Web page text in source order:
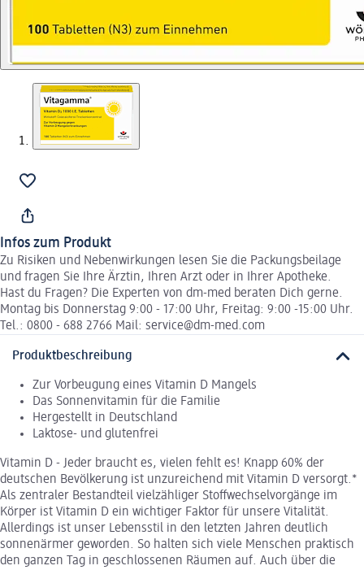
Infos zum Produkt
Zu Risiken und Nebenwirkungen lesen Sie die Packungsbeilage
und fragen Sie Ihre Ärztin, Ihren Arzt oder in Ihrer Apotheke.
Hast du Fragen? Die Experten von dm-med beraten Dich gerne.
Montag bis Donnerstag 9:00 - 17:00 Uhr, Freitag: 9:00 -15:00 Uhr.
Tel.: 0800 - 688 2766 Mail: service@dm-med.com
Produktbeschreibung
Zur Vorbeugung eines Vitamin D Mangels
Das Sonnenvitamin für die Familie
Hergestellt in Deutschland
Laktose- und glutenfrei
Vitamin D - Jeder braucht es, vielen fehlt es! Knapp 60% der
deutschen Bevölkerung ist unzureichend mit Vitamin D versorgt.*
Als zentraler Bestandteil vielzähliger Stoffwechselvorgänge im
Körper ist Vitamin D ein wichtiger Faktor für unsere Vitalität.
Allerdings ist unser Lebensstil in den letzten Jahren deutlich
sonnenärmer geworden. So halten sich viele Menschen praktisch
den ganzen Tag in geschlossenen Räumen auf. Auch über die